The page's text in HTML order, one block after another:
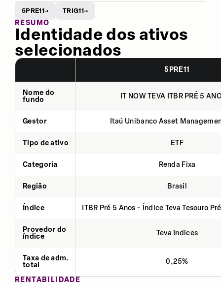
5PRE11→ TRIG11→
RESUMO
Identidade dos ativos
selecionados
5PRE11
Nome do
fundo
IT NOW TEVA ITBR PRÉ 5
Gestor Itaú Unibanco Asset
Tipo de ativo ETF
Categoria Renda Fixa
Região Brasil
Índice ITBR Pré 5 Anos - Índice Teva Tesouro
Provedor do
índice
Teva Indices
Taxa de adm.
total
0,25%
RENTABILIDADE